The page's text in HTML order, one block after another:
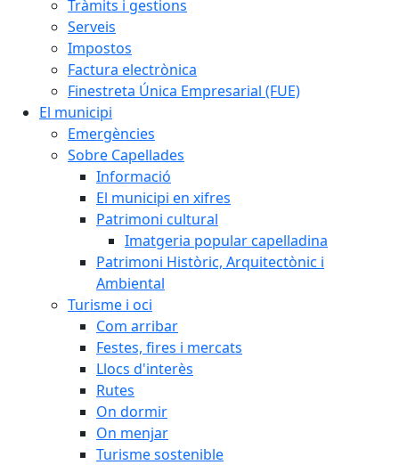
Tràmits i gestions
Serveis
Impostos
Factura electrònica
Finestreta Única Empresarial (FUE)
El municipi
Emergències
Sobre Capellades
Informació
El municipi en xifres
Patrimoni cultural
Imatgeria popular capelladina
Patrimoni Històric, Arquitectònic i
Ambiental
Turisme i oci
Com arribar
Festes, fires i mercats
Llocs d'interès
Rutes
On dormir
On menjar
Turisme sostenible